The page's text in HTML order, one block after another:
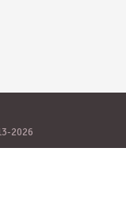
2026